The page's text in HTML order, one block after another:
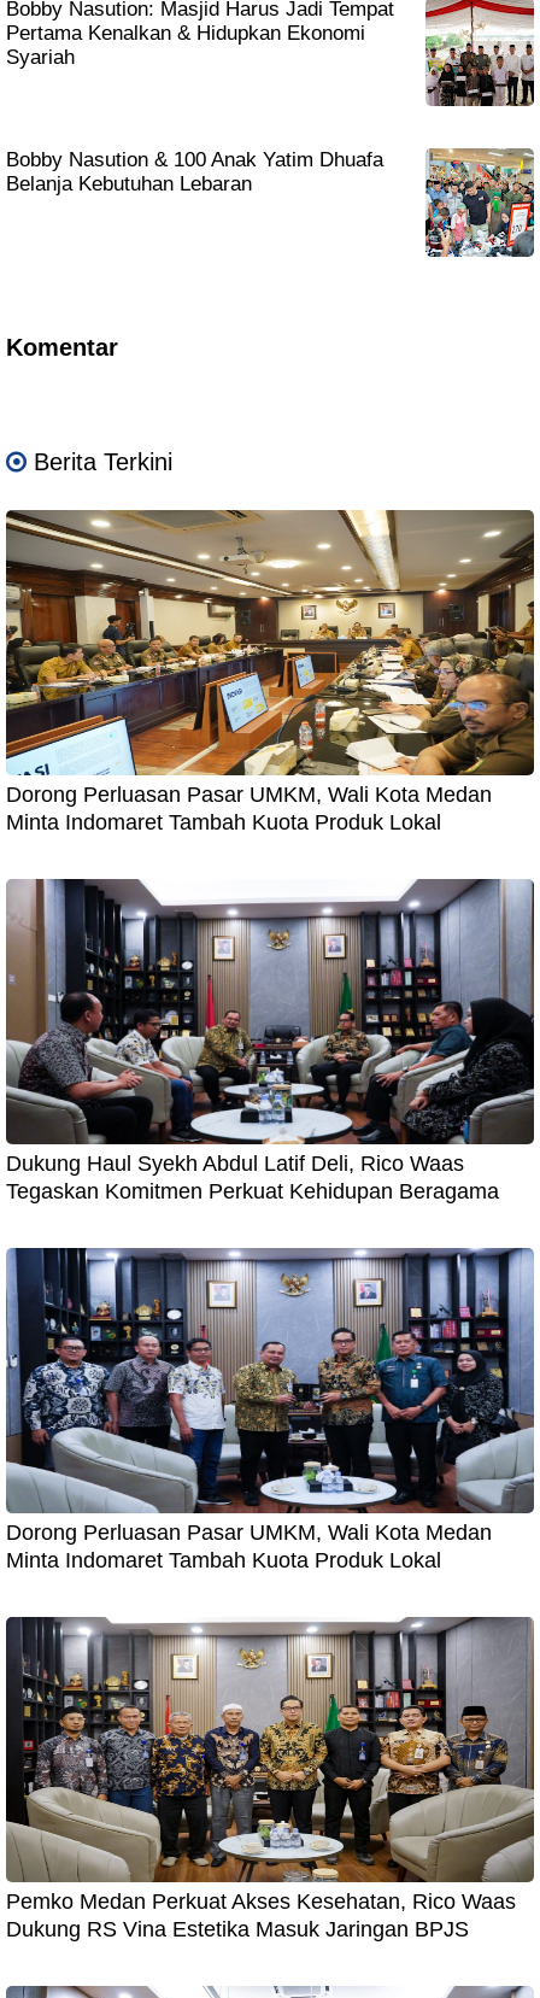
Bobby Nasution: Masjid Harus Jadi Tempat
Pertama Kenalkan & Hidupkan Ekonomi
Syariah
Bobby Nasution & 100 Anak Yatim Dhuafa
Belanja Kebutuhan Lebaran
Komentar
Berita Terkini
Dorong Perluasan Pasar UMKM, Wali Kota Medan
Minta Indomaret Tambah Kuota Produk Lokal
Dukung Haul Syekh Abdul Latif Deli, Rico Waas
Tegaskan Komitmen Perkuat Kehidupan Beragama
Dorong Perluasan Pasar UMKM, Wali Kota Medan
Minta Indomaret Tambah Kuota Produk Lokal
Pemko Medan Perkuat Akses Kesehatan, Rico Waas
Dukung RS Vina Estetika Masuk Jaringan BPJS